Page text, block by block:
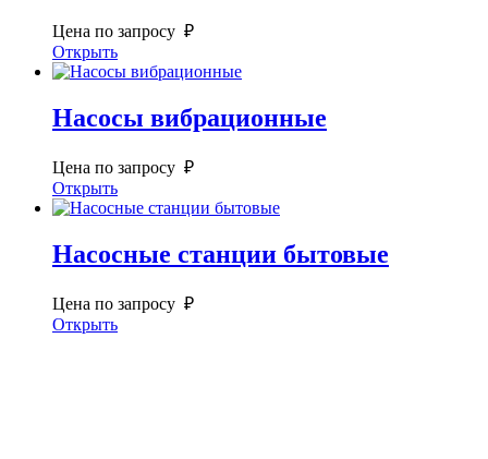
Цена по запросу ₽
Открыть
Насосы вибрационные
Цена по запросу ₽
Открыть
Насосные станции бытовые
Цена по запросу ₽
Открыть